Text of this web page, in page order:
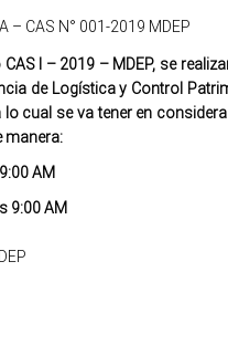
– CAS N° 001-2019 MDEP
I – 2019 – MDEP, se
de Logística y Control
lo cual se va tener en
manera:
AM
9:00 AM